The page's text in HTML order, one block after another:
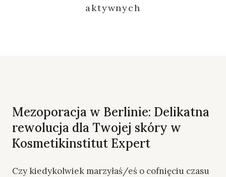
aktywnych
Mezoporacja w Berlinie: Delikatna
rewolucja dla Twojej skóry w
Kosmetikinstitut Expert
Czy kiedykolwiek marzyłaś/eś o cofnięciu czasu